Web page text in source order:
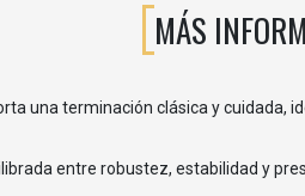
MÁS
una terminación clásica y cuidada,
entre robustez, estabilidad y